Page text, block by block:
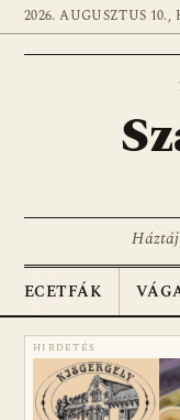
2026. AUGUSZTUS
ECETFÁK
HIRDETÉS